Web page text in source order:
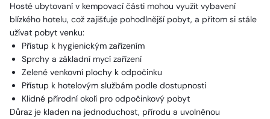
Hosté ubytovaní v kempovací části mohou využít vybavení
blízkého hotelu, což zajišťuje pohodlnější pobyt, a přitom si stále
užívat pobyt venku:
Přístup k hygienickým zařízením
Sprchy a základní mycí zařízení
Zelené venkovní plochy k odpočinku
Přístup k hotelovým službám podle dostupnosti
Klidné přírodní okolí pro odpočinkový pobyt
Důraz je kladen na jednoduchost, přírodu a uvolněnou